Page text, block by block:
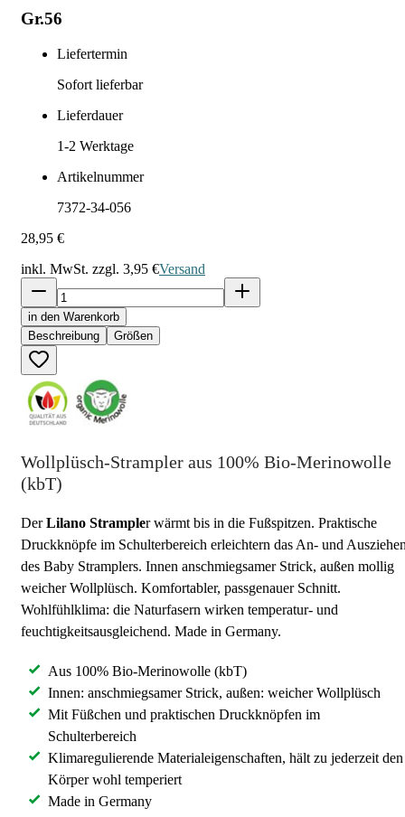
Gr.56
Liefertermin
Sofort lieferbar
Lieferdauer
1-2 Werktage
Artikelnummer
7372-34-056
28,95 €
inkl. MwSt. zzgl. 3,95 €Versand
in den Warenkorb
Beschreibung
Größen
Wollplüsch-Strampler aus 100% Bio-Merinowolle
(kbT)
DerLilano Strampler wärmt bis in die Fußspitzen. Praktische
Druckknöpfe im Schulterbereich erleichtern das An- und
des Baby Stramplers. Innen anschmiegsamer Strick, außen mollig
weicher Wollplüsch. Komfortabler, passgenauer Schnitt.
Wohlfühlklima: die Naturfasern wirken temperatur- und
feuchtigkeitsausgleichend. Made in Germany.
Aus 100% Bio-Merinowolle (kbT)
Innen: anschmiegsamer Strick, außen: weicher Wollplüsch
Mit Füßchen und praktischen Druckknöpfen im
Schulterbereich
Klimaregulierende Materialeigenschaften, hält zu jederzeit den
Körper wohl temperiert
Made in Germany